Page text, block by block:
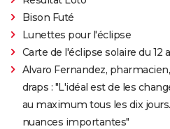
streaming et à quel prix ?
Les Éternels : que signifient
générique ? Explications
The Suicide Squad :
annonce, seances,
Kingsman 3 : date,
film
Bison Futé
Lunettes pour l'éclipse
Carte de l'éclipse solaire du 12
Alvaro Fernandez,
draps : "L'idéal est de les
au maximum tous les dix
nuances importantes"